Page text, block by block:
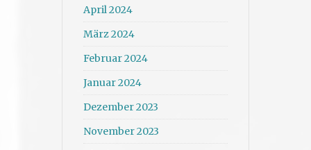
April 2024
März 2024
Februar 2024
Januar 2024
Dezember 2023
November 2023